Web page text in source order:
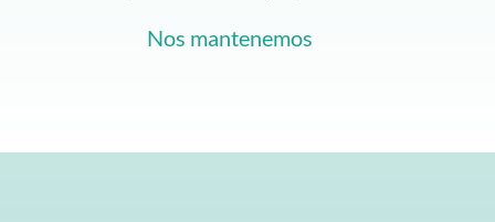
Nos mantenemos